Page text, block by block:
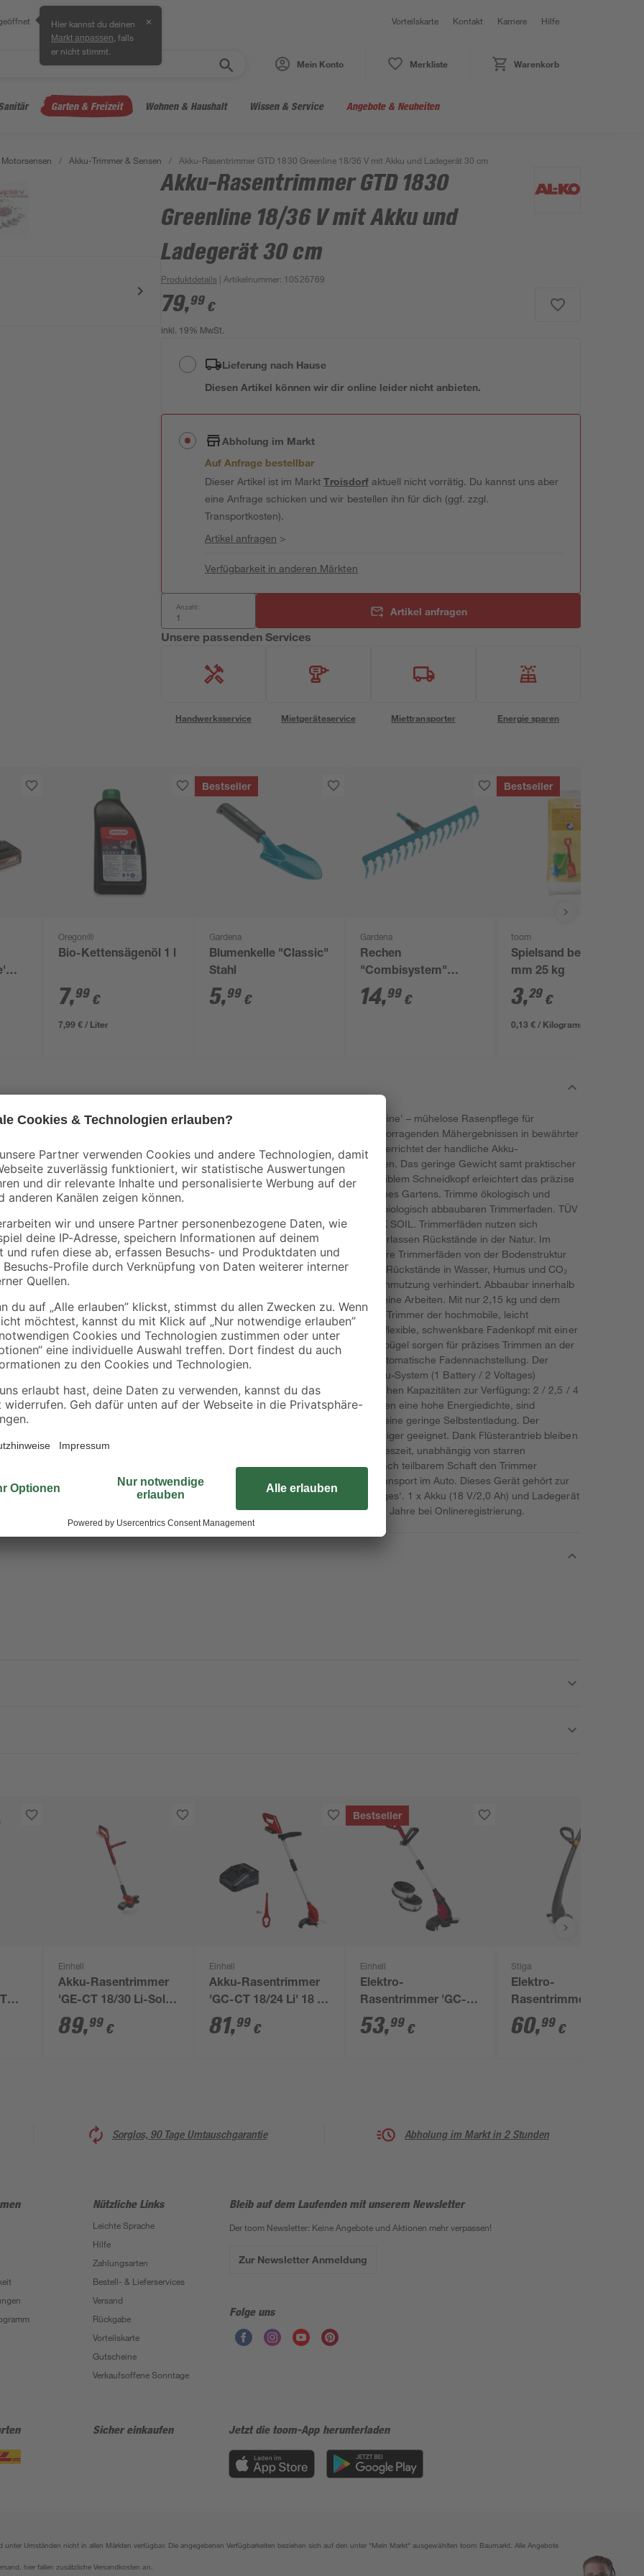
Hier kannst du deinen
Markt anpassen , falls
er nicht stimmt.
✕ Vorteilskarte Kontakt Karriere Hilfe
Mein Konto Merkliste Warenkorb
Garten & Freizeit Wohnen & Haushalt Wissen & Service Angebote & Neuheiten
/ Akku-Trimmer & Sensen / Akku-Rasentrimmer GTD 1830 Greenline 18/36 V mit Akku und Ladegerät 30 cm
Akku-Rasentrimmer GTD 1830
Greenline 18/36 V mit Akku und
Ladegerät 30 cm
Produktdetails | Artikelnummer: 10526769
79,99 €
inkl. 19% MwSt.
Lieferung nach Hause
Diesen Artikel können wir dir online leider nicht anbieten.
Abholung im Markt
Auf Anfrage bestellbar
Dieser Artikel ist im MarktTroisdorfaktuell nicht vorrätig. Du kannst uns aber
eine Anfrage schicken und wir bestellen ihn für dich (ggf. zzgl.
Transportkosten).
Artikel anfragen >
Verfügbarkeit in anderen Märkten
Anzahl: Artikel anfragen
Unsere passenden Services
Handwerksservice Mietgeräteservice Miettransporter Energie sparen
Oregon®
Bio-Kettensägenöl 1 l
7,99 €
7,99 € / Liter
Bestseller
Gardena
Blumenkelle "Classic"
Stahl
5,99 €
Gardena
Rechen
"Combisystem"
duroplastbeschichtet
41 cm
14,99 €
Bestseller
toom
Spielsand beige 0-2
mm 25 kg
3,29 €
0,13 € / Kilogramm
inklusive 2 Ah Akku und
(Ø 1,6 mm), automatische
Trimmerkopf
für platzsparende
Der AL-KO Akku-Grastrimmer 'GTD 1830 Greenline' – mühelose Rasenpflege für
Einsteiger. Der Akku-Trimmer überzeugt mit hervorragenden Mähergebnissen in bewährter
AL-KO Qualität. Ohne Abgase und enorm leise verrichtet der handliche Akku-
Rasentrimmer seinen Dienst in heimischen Gärten. Das geringe Gewicht samt praktischer
Bedienung mit verstellbarem Zusatzgriff und flexiblem Schneidkopf erleichtert das präzise
Trimmen in allen Lagen und in jedem Winkel deines Gartens. Trimme ökologisch und
nachhaltig: Mit unserem weltweit ersten 100 % biologisch abbaubaren Trimmerfaden. TÜV
Austria -zertifiziert nach der Norm ISO 17556 OK SOIL. Trimmerfäden nutzen sich
während des Gebrauchs allmählich ab und hinterlassen Rückstände in der Natur. Im
Gegensatz zu Nylon-Trimmerfäden werden unsere Trimmerfäden von der Bodenstruktur
aufgenommen. Bakterien und Pilze wandeln die Rückstände in Wasser, Humus und CO₂
um. Auf diese Weise wird unnötige Umweltverschmutzung verhindert. Abbaubar innerhalb
von 24 Monaten und trotzdem stark genug für deine Arbeiten. Mit nur 2,15 kg und dem
ergonomisch verstellbarem Zusatzgriff ist dieser Trimmer der hochmobile, leicht
bedienbare Helfer für jeden Gartenbesitzer. Der flexible, schwenkbare Fadenkopf mit einer
Schnittbreite von 30 cm und der Pflanzenschutzbügel sorgen für präzises Trimmen an der
Rasenkante, unter Büschen und an Wänden. Automatische Fadennachstellung. Der
Trimmer wird mit unserem flexiblem 18/36 V Akku-System (1 Battery / 2 Voltages)
betrieben. Es stehen dir Akkus mit unterschiedlichen Kapazitäten zur Verfügung: 2 / 2,5 / 4
/ 5 / 8 Ah (Ampere-Stunden). Li-Ion Akkus besitzen eine hohe Energiedichte, sind
langlebig, haben keinen Memory-Effekt und nur eine geringe Selbstentladung. Der
kompakte Akku-Trimmer von AL-KO ist für Einsteiger geeignet. Dank Flüsterantrieb bleiben
deine Nachbarn ungestört – trimme zu jeder Tageszeit, unabhängig von starren
Ruhezeiten. Nach der Arbeit kannst du dank 2-fach teilbarem Schaft den Trimmer
platzsparend verstauen. Praktisch auch beim Transport im Auto. Dieses Gerät gehört zur
Akku-Familie AL-KO 18/36 V '1 Battery / 2 Voltages'. 1 x Akku (18 V/2,0 Ah) und Ladegerät
im Lieferumfang enthalten. Garantie: 2 Jahre + 2 Jahre bei Onlineregistrierung.
Einhell
Akku-Rasentrimmer
'GE-CT 18/30 Li-Solo'
ohne Akku und
Ladegerät
89,99 €
Einhell
Akku-Rasentrimmer
'GC-CT 18/24 Li' 18 V
mit Akku und
Ladegerät
81,99 €
Bestseller
Einhell
Elektro-
Rasentrimmer 'GC-
ET 450/300 Kit' 450 W
Ø 30 cm
53,99 €
Stiga
Elektro-
Rasentrimmer 'GT
104c' 350 W 24 cm
60,99 €
Sorglos, 90 Tage Umtauschgarantie Abholung im Markt in 2 Stunden
Nützliche Links
Leichte Sprache
Hilfe
Zahlungsarten
Bestell- & Lieferservices
Versand
Rückgabe
Vorteilskarte
Gutscheine
Verkaufsoffene Sonntage
Bleib auf dem Laufenden mit unserem Newsletter
Der toom Newsletter: Keine Angebote und Aktionen mehr verpassen!
Zur Newsletter Anmeldung
Folge uns
Sicher einkaufen Jetzt die toom-App herunterladen
Umständen nicht in allen Märkten verfügbar. Die angegebenen Verfügbarkeiten beziehen sich auf den unter "Mein Markt" ausgewählten toom Baumarkt. Alle Angebote
hier fallen zusätzliche Versandkosten an.